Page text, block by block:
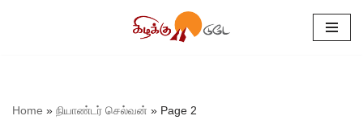
Home » நியாண்டர் செல்வன் » Page 2